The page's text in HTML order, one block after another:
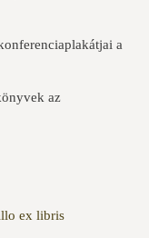
a
az
ex libris